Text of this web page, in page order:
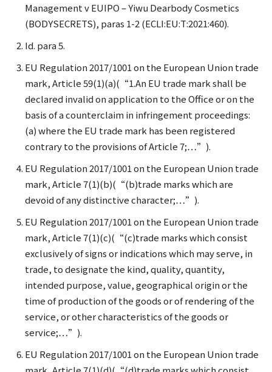
Management v EUIPO – Yiwu Dearbody Cosmetics
(BODYSECRETS), paras 1-2 (ECLI:EU:T:2021:460).
Id. para 5.
EU Regulation 2017/1001 on the European Union trade
mark, Article 59(1)(a)(“1.An EU trade mark shall be
declared invalid on application to the Office or on the
basis of a counterclaim in infringement proceedings:
(a) where the EU trade mark has been registered
contrary to the provisions of Article 7;…”).
EU Regulation 2017/1001 on the European Union trade
mark, Article 7(1)(b)(“(b)trade marks which are
devoid of any distinctive character;…”).
EU Regulation 2017/1001 on the European Union trade
mark, Article 7(1)(c)(“(c)trade marks which consist
exclusively of signs or indications which may serve, in
trade, to designate the kind, quality, quantity,
intended purpose, value, geographical origin or the
time of production of the goods or of rendering of the
service, or other characteristics of the goods or
service;…”).
EU Regulation 2017/1001 on the European Union trade